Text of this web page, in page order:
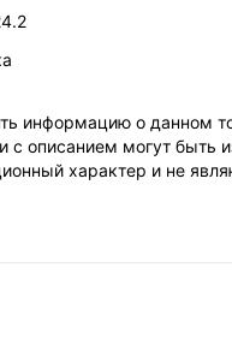
информацию о данном
с описанием могут быть
характер и не